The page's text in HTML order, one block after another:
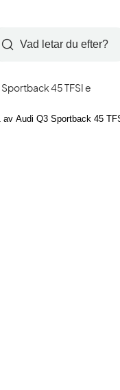
Skapa
konto
Logga
in
Sök
45 TFSI e